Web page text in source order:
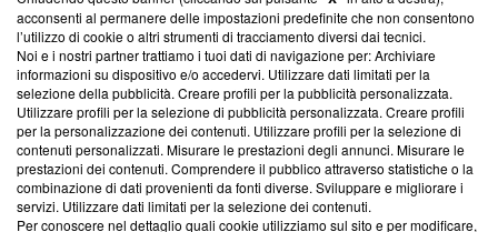
Team editoriale
Corporate
Redazione
Informativa Privacy
Cookie Policy
Blasting SA, IDI CHE-247.845.224, Via Carlo Frasca, 3 - 6900
acconsenti al permanere delle impostazioni predefinite che non consentono
l’utilizzo di cookie o altri strumenti di tracciamento diversi dai tecnici.
Noi e i nostri partner trattiamo i tuoi dati di navigazione per: Archiviare
informazioni su dispositivo e/o accedervi. Utilizzare dati limitati per la
selezione della pubblicità. Creare profili per la pubblicità personalizzata.
Utilizzare profili per la selezione di pubblicità personalizzata. Creare profili
per la personalizzazione dei contenuti. Utilizzare profili per la selezione di
contenuti personalizzati. Misurare le prestazioni degli annunci. Misurare le
prestazioni dei contenuti. Comprendere il pubblico attraverso statistiche o la
combinazione di dati provenienti da fonti diverse. Sviluppare e migliorare i
servizi. Utilizzare dati limitati per la selezione dei contenuti.
Per conoscere nel dettaglio quali cookie utilizziamo sul sito e per modificare,